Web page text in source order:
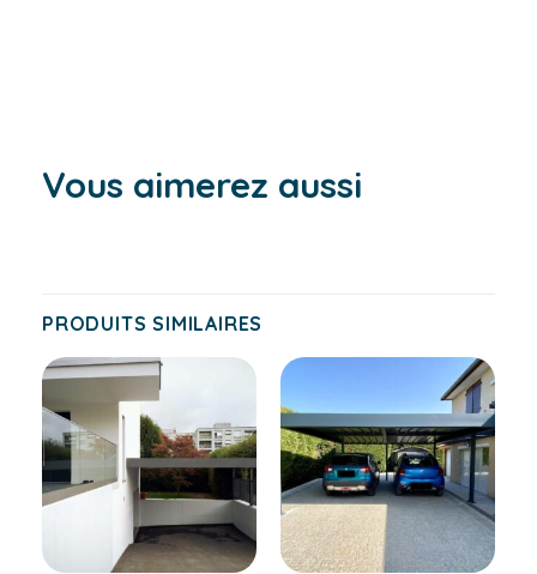
Vous aimerez aussi
PRODUITS SIMILAIRES